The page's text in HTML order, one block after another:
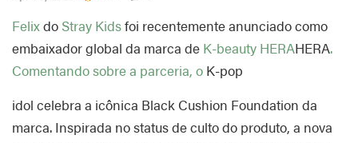
Felixdo Stray Kidsfoi recentemente anunciado como
embaixador global da marca de K-beauty HERAHERA.
Comentando sobre a parceria, o K-pop
idol celebra a icônica Black Cushion Foundation da
marca. Inspirada no status de culto do produto, a nova